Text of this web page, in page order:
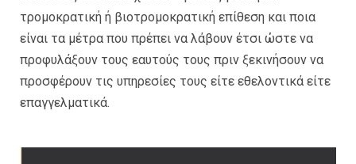
τρομοκρατική ή βιοτρομοκρατική επίθεση και ποια
είναι τα μέτρα που πρέπει να λάβουν έτσι ώστε να
προφυλάξουν τους εαυτούς τους πριν ξεκινήσουν να
προσφέρουν τις υπηρεσίες τους είτε εθελοντικά είτε
επαγγελματικά.